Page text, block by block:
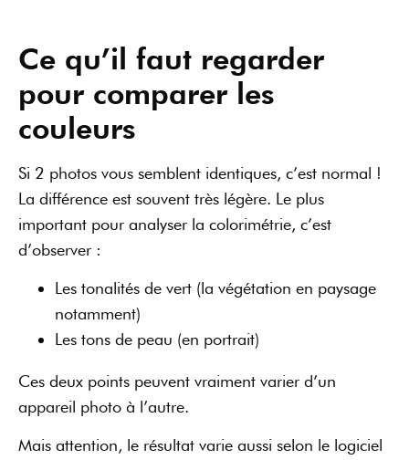
Ce qu’il faut regarder
pour comparer les
couleurs
Si 2 photos vous semblent identiques, c’est normal !
La différence est souvent très légère. Le plus
important pour analyser la colorimétrie, c’est
d’observer :
Les tonalités de vert (la végétation en paysage
notamment)
Les tons de peau (en portrait)
Ces deux points peuvent vraiment varier d’un
appareil photo à l’autre.
Mais attention, le résultat varie aussi selon le logiciel